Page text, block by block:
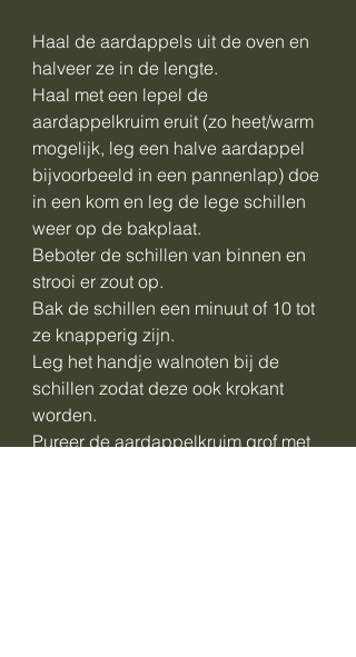
Haal de aardappels uit de oven en
halveer ze in de lengte.
Haal met een lepel de
aardappelkruim eruit (zo heet/warm
mogelijk, leg een halve aardappel
bijvoorbeeld in een pannenlap) doe
in een kom en leg de lege schillen
weer op de bakplaat.
Beboter de schillen van binnen en
strooi er zout op.
Bak de schillen een minuut of 10 tot
ze knapperig zijn.
Leg het handje walnoten bij de
schillen zodat deze ook krokant
worden.
Pureer de aardappelkruim grof met